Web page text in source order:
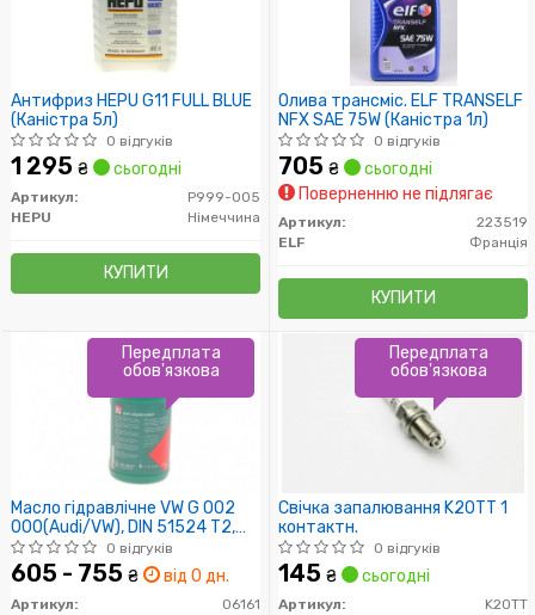
Антифриз HEPU G11 FULL BLUE
(Каністра 5л)
0 відгуків
1 295 ₴ сьогодні
Артикул:
P999-005
HEPU
Німеччина
КУПИТИ
Олива трансміс. ELF TRANSELF
NFX SAE 75W (Каністра 1л)
0 відгуків
705 ₴
сьогодні
Поверненню не підлягає
Артикул:
223519
ELF
Франція
КУПИТИ
Масло гідравлічне VW G 002
000(Audi/VW), DIN 51524 T2,
ISO 7
0 відгуків
605 - 755 ₴ від 0 дн.
Артикул:
06161
Передплата
обов'язкова
Свічка запалювання K20TT 1
контактн.
0 відгуків
145 ₴ сьогодні
Артикул:
K20TT
Передплата
обов'язкова